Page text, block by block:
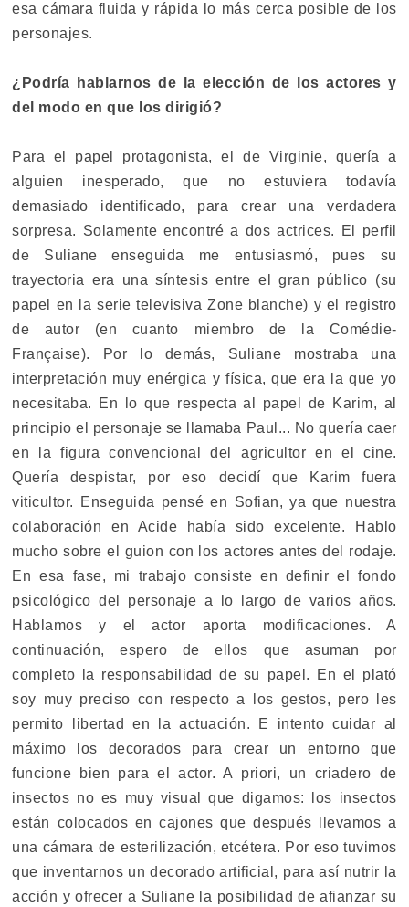
esa cámara fluida y rápida lo más cerca posible de los
personajes.
¿Podría hablarnos de la elección de los actores y
del modo en que los dirigió?
Para el papel protagonista, el de Virginie, quería a
alguien inesperado, que no estuviera todavía
demasiado identificado, para crear una verdadera
sorpresa. Solamente encontré a dos actrices. El perfil
de Suliane enseguida me entusiasmó, pues su
trayectoria era una síntesis entre el gran público (su
papel en la serie televisiva Zone blanche) y el registro
de autor (en cuanto miembro de la Comédie-
Française). Por lo demás, Suliane mostraba una
interpretación muy enérgica y física, que era la que yo
necesitaba. En lo que respecta al papel de Karim, al
principio el personaje se llamaba Paul... No quería caer
en la figura convencional del agricultor en el cine.
Quería despistar, por eso decidí que Karim fuera
viticultor. Enseguida pensé en Sofian, ya que nuestra
colaboración en Acide había sido excelente. Hablo
mucho sobre el guion con los actores antes del rodaje.
En esa fase, mi trabajo consiste en definir el fondo
psicológico del personaje a lo largo de varios años.
Hablamos y el actor aporta modificaciones. A
continuación, espero de ellos que asuman por
completo la responsabilidad de su papel. En el plató
soy muy preciso con respecto a los gestos, pero les
permito libertad en la actuación. E intento cuidar al
máximo los decorados para crear un entorno que
funcione bien para el actor. A priori, un criadero de
insectos no es muy visual que digamos: los insectos
están colocados en cajones que después llevamos a
una cámara de esterilización, etcétera. Por eso tuvimos
que inventarnos un decorado artificial, para así nutrir la
acción y ofrecer a Suliane la posibilidad de afianzar su